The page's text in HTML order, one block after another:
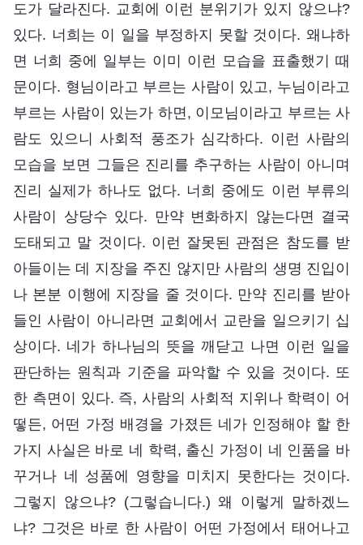
도가 달라진다. 교회에 이런 분위기가 있지 않으냐?
있다. 너희는 이 일을 부정하지 못할 것이다. 왜냐하
면 너희 중에 일부는 이미 이런 모습을 표출했기 때
문이다. 형님이라고 부르는 사람이 있고, 누님이라고
부르는 사람이 있는가 하면, 이모님이라고 부르는 사
람도 있으니 사회적 풍조가 심각하다. 이런 사람의
모습을 보면 그들은 진리를 추구하는 사람이 아니며
진리 실제가 하나도 없다. 너희 중에도 이런 부류의
사람이 상당수 있다. 만약 변화하지 않는다면 결국
도태되고 말 것이다. 이런 잘못된 관점은 참도를 받
아들이는 데 지장을 주진 않지만 사람의 생명 진입이
나 본분 이행에 지장을 줄 것이다. 만약 진리를 받아
들인 사람이 아니라면 교회에서 교란을 일으키기 십
상이다. 네가 하나님의 뜻을 깨닫고 나면 이런 일을
판단하는 원칙과 기준을 파악할 수 있을 것이다. 또
한 측면이 있다. 즉, 사람의 사회적 지위나 학력이 어
떻든, 어떤 가정 배경을 가졌든 네가 인정해야 할 한
가지 사실은 바로 네 학력, 출신 가정이 네 인품을 바
꾸거나 네 성품에 영향을 미치지 못한다는 것이다.
그렇지 않으냐? (그렇습니다.) 왜 이렇게 말하겠느
냐? 그것은 바로 한 사람이 어떤 가정에서 태어나고